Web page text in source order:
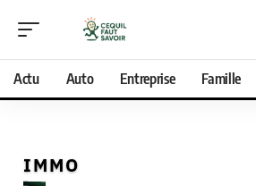
Actu Auto Entreprise Famille
IMMO